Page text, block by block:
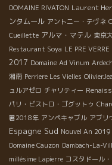
DOMAINE RIVATON Laurent
ンタムール アントニー・テヴネ
Cueillette アルマ・マテル 東京
Restaurant Soya LE PRE VERRE
2017 Domaine Ad Vinum
湘南 Perriere Les Vielles
ュルアゼロ チャリティー
パリ・ビストロ・ゴグットゥ
暑2018年 アンペキャブル アブ
Espagne Sud Nouvel An
Domaine Cauzon Dambach-La-
millésime Lapierre コスタドール